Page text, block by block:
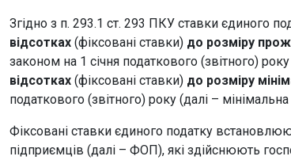
Згідно з п. 293.1 ст. 293 ПКУ ставки єдиного
відсотках (фіксовані ставки) до розміру
законом на 1 січня податкового (звітного)
відсотках (фіксовані ставки) до розміру
податкового (звітного) року (далі – мінімальна
Фіксовані ставки єдиного податку
підприємців (далі – ФОП), які здійснюють